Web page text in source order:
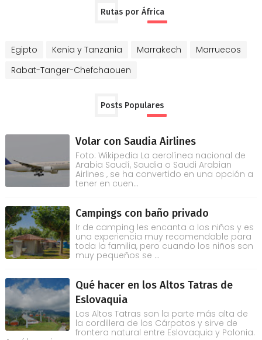
Rutas por África
Egipto Kenia y Tanzania Marrakech
Marruecos
Rabat-Tanger-Chefchaouen
Posts Populares
Volar con Saudia Airlines
Foto: Wikipedia La aerolínea nacional de
Arabia Saudí, Saudia o Saudi Arabian
Airlines , se ha convertido en una opción a
tener en cuen...
Campings con baño privado
Ir de camping les encanta a los niños y es
una experiencia muy recomendable para
toda la familia, pero cuando los niños son
muy pequeños se ...
Qué hacer en los Altos Tatras de
Eslovaquia
Los Altos Tatras son la parte más alta de
la cordillera de los Cárpatos y sirve de
frontera natural entre Eslovaquia y Polonia.